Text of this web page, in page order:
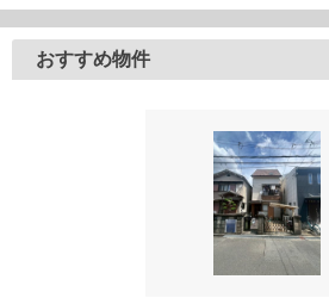
おすすめ物件